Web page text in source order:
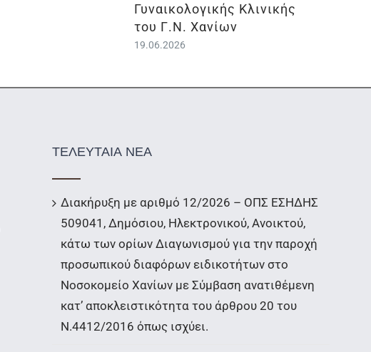
Γυναικολογικής Κλινικής
του Γ.Ν. Χανίων
19.06.2026
ΤΕΛΕΥΤΑΙΑ ΝΕΑ
Διακήρυξη με αριθμό 12/2026 – ΟΠΣ ΕΣΗΔΗΣ
509041, Δημόσιου, Ηλεκτρονικού, Ανοικτού,
κάτω των ορίων Διαγωνισμού για την παροχή
προσωπικού διαφόρων ειδικοτήτων στο
Νοσοκομείο Χανίων με Σύμβαση ανατιθέμενη
κατ’ αποκλειστικότητα του άρθρου 20 του
Ν.4412/2016 όπως ισχύει.